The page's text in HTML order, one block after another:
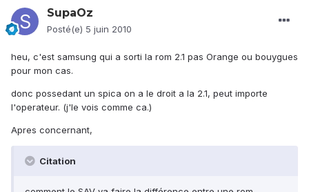
SupaOz
Posté(e) 5 juin 2010
heu, c'est samsung qui a sorti la rom 2.1 pas Orange ou bouygues
pour mon cas.
donc possedant un spica on a le droit a la 2.1, peut importe
l'operateur. (j'le vois comme ca.)
Apres concernant,
Citation